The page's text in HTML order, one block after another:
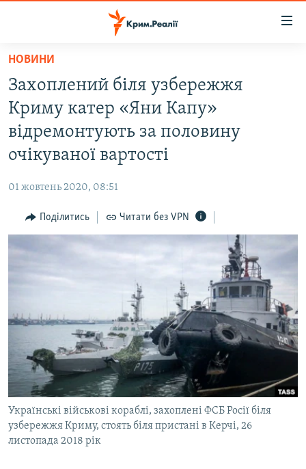
Перейти
основного
матеріалу
Перейти
до
основної
Перейти
пошуку
ВІДЕО ТА ФОТО
ПОЛІТИКА
ІНТЕРВ'Ю
ВСЕ ЗА ДЕНЬ
СПЕЦПРОЕКТИ
ВІДЕОУРОКИ «ELIFBE»
СВІДЧЕННЯ ОКУПАЦІЇ
УКРАЇНСЬКА ПРОБЛЕМА КРИМУ
ІНФОГРАФІКА
ЯК ОБІЙТИ БЛОКУВАННЯ
Русский
Qırımtatar
ДОЛУЧАЙСЯ!
НОВИНИ
Захоплений біля узбережжя
Криму катер «Яни Капу»
відремонтують за половину
очікуваної вартості
01 жовтень 2020, 08:51
Поділитись Читати без VPN
Українські військові кораблі, захоплені ФСБ Росії біля
узбережжя Криму, стоять біля пристані в Керчі, 26
листопада 2018 рік